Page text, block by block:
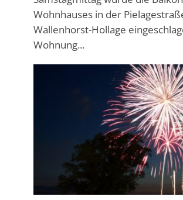
Wohnhauses in der
Wallenhorst-Hollage
Wohnung...